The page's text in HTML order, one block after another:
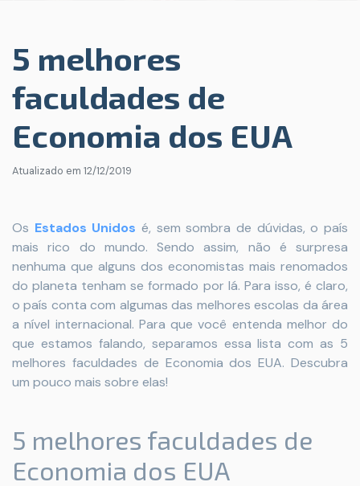
5 melhores
faculdades de
Economia dos EUA
Atualizado em 12/12/2019
Os Estados Unidos é, sem sombra de dúvidas, o país
mais rico do mundo. Sendo assim, não é surpresa
nenhuma que alguns dos economistas mais renomados
do planeta tenham se formado por lá. Para isso, é claro,
o país conta com algumas das melhores escolas da área
a nível internacional. Para que você entenda melhor do
que estamos falando, separamos essa lista com as 5
melhores faculdades de Economia dos EUA. Descubra
um pouco mais sobre elas!
5 melhores faculdades de
Economia dos EUA